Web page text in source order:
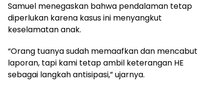
Samuel menegaskan bahwa pendalaman tetap
diperlukan karena kasus ini menyangkut
keselamatan anak.
“Orang tuanya sudah memaafkan dan mencabut
laporan, tapi kami tetap ambil keterangan HE
sebagai langkah antisipasi,” ujarnya.